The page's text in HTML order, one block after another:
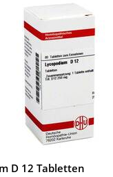
D 12 Tabletten